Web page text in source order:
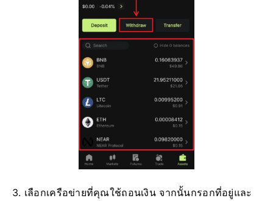
3. เลือกเครือข่ายที่คุณใช้ถอนเงิน จากนั้นกรอกที่อยู่และ